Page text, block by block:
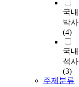
국내
박사
(4)
국내
석사
(3)
주제분류